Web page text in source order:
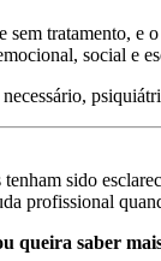
sem tratamento, e
social e
tenham sido
profissional
queira saber